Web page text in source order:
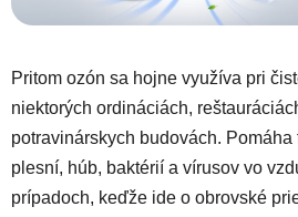
Pritom ozón sa hojne využíva pri
niektorých ordináciách,
potravinárskych budovách.
plesní, húb, baktérií a vírusov vo
prípadoch, keďže ide o obrovské